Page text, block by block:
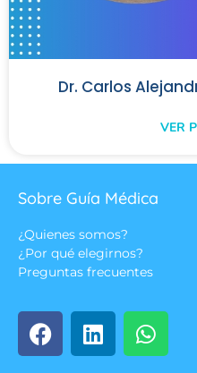
Dr. Carlos
VER
Sobre Guía Médica
¿Quienes somos?
¿Por qué elegirnos?
Preguntas frecuentes